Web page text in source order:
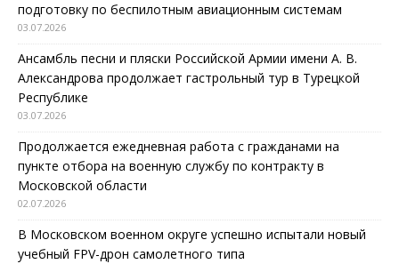
подготовку по беспилотным авиационным системам
03.07.2026
Ансамбль песни и пляски Российской Армии имени А. В.
Александрова продолжает гастрольный тур в Турецкой
Республике
03.07.2026
Продолжается ежедневная работа с гражданами на
пункте отбора на военную службу по контракту в
Московской области
02.07.2026
В Московском военном округе успешно испытали новый
учебный FPV-дрон самолетного типа